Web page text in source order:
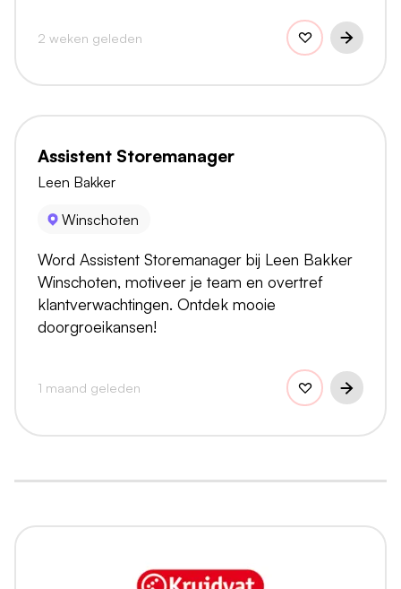
2 weken geleden
Assistent Storemanager
Leen Bakker
Winschoten
Word Assistent Storemanager bij Leen Bakker
Winschoten, motiveer je team en overtref
klantverwachtingen. Ontdek mooie
doorgroeikansen!
1 maand geleden